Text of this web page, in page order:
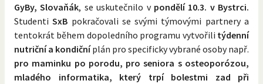
GyBy, Slovaňák, se uskutečnilo v pondělí 10.3. v Bystrci.
StudentiSxB pokračovali se svými týmovými partnery a
tentokrát během dopoledního programu vytvořili týdenní
nutriční a kondičníplán pro specificky vybrané osoby např.
pro maminku po porodu, pro seniora s osteoporózou,
mladého informatika, který trpí bolestmi zad při